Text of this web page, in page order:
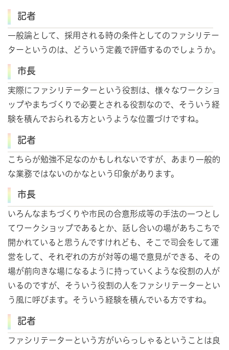
記者
一般論として、採用される時の条件としてのファシリテー
ターというのは、どういう定義で評価するのでしょうか。
市長
実際にファシリテーターという役割は、様々なワークショ
ップやまちづくりで必要とされる役割なので、そういう経
験を積んでおられる方というような位置づけですね。
記者
こちらが勉強不足なのかもしれないですが、あまり一般的
な業務ではないのかなという印象があります。
市長
いろんなまちづくりや市民の合意形成等の手法の一つとし
てワークショップであるとか、話し合いの場があちこちで
開かれていると思うんですけれども、そこで司会をして運
営をして、それぞれの方が対等の場で意見ができる、その
場が前向きな場になるように持っていくような役割の人が
いるのですが、そういう役割の人をファシリテーターとい
う風に呼びます。そういう経験を積んでいる方ですね。
記者
ファシリテーターという方がいらっしゃるということは良